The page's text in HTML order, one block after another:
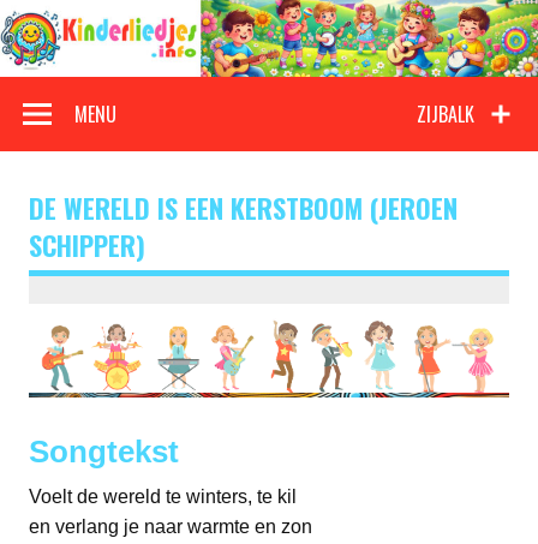
Doorgaan
naar
inhoud
Kinderliedjes
ZIJBALK
MENU
DE WERELD IS EEN KERSTBOOM (JEROEN
SCHIPPER)
Songtekst
Voelt de wereld te winters, te kil
en verlang je naar warmte en zon